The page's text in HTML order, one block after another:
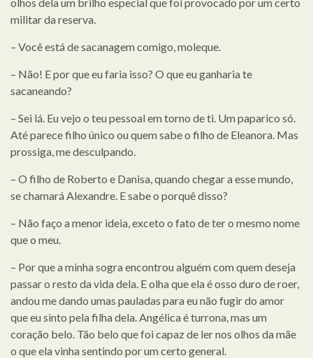
militar da reserva.
– Você está de sacanagem comigo, moleque.
– Não! E por que eu faria isso? O que eu ganharia te
sacaneando?
– Sei lá. Eu vejo o teu pessoal em torno de ti. Um paparico só.
Até parece filho único ou quem sabe o filho de Eleanora. Mas
prossiga, me desculpando.
– O filho de Roberto e Danisa, quando chegar a esse mundo,
se chamará Alexandre. E sabe o porquê disso?
– Não faço a menor ideia, exceto o fato de ter o mesmo nome
que o meu.
– Por que a minha sogra encontrou alguém com quem deseja
passar o resto da vida dela. E olha que ela é osso duro de roer,
andou me dando umas pauladas para eu não fugir do amor
que eu sinto pela filha dela. Angélica é turrona, mas um
coração belo. Tão belo que foi capaz de ler nos olhos da mãe
o que ela vinha sentindo por um certo general.